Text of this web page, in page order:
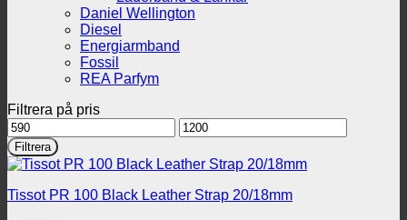
Daniel Wellington
Diesel
Energiarmband
Fossil
REA Parfym
Filtrera på pris
Min
pris
Max
pris
Filtrera
Tissot PR 100 Black Leather Strap 20/18mm